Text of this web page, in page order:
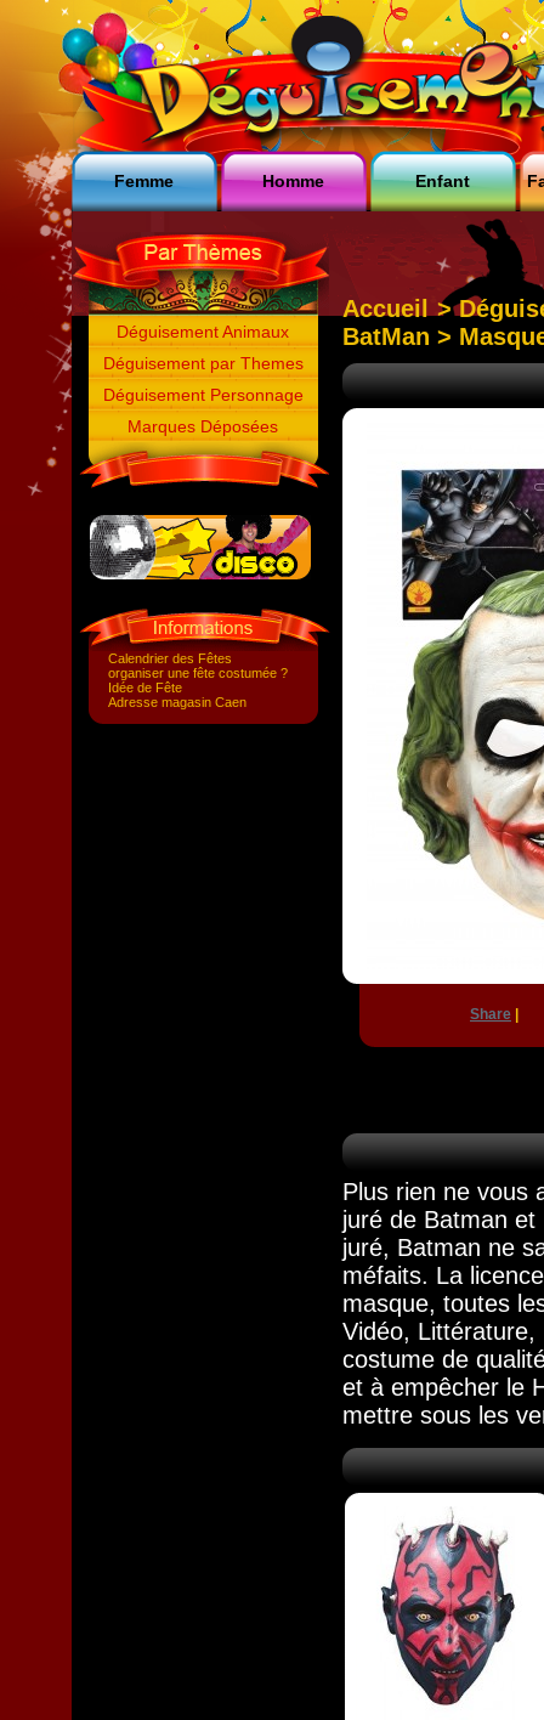
Femme Homme Enfant
Déguisement Animaux
Déguisement par Themes
Déguisement Personnage
Marques Déposées
Calendrier des Fêtes
organiser une fête costumée ?
Idée de Fête
Adresse magasin Caen
Accueil >
BatMan >
Share
Plus rien ne vous
juré de Batman
juré, Batman ne
méfaits. La licence
masque, toutes
Vidéo, Littérature,
costume de
et à empêcher le
mettre sous les